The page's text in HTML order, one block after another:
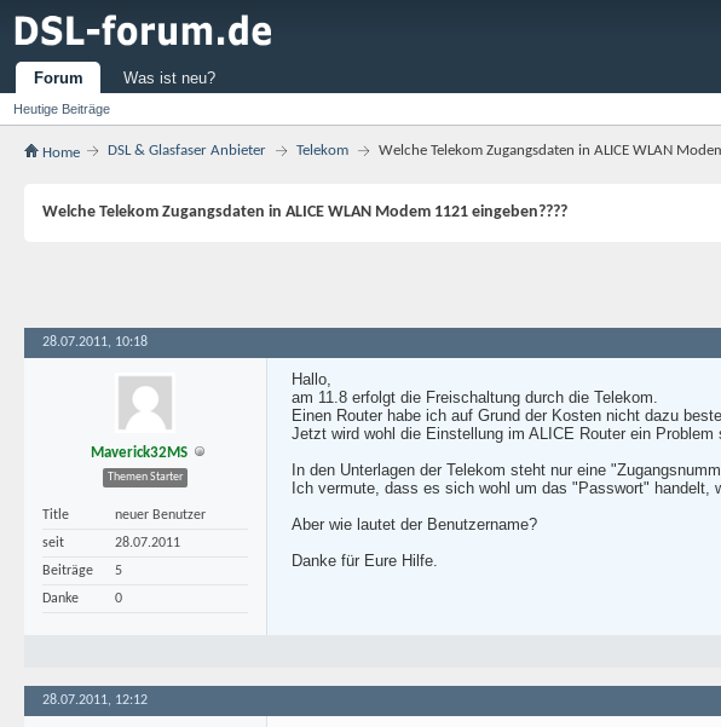
Forum
Heutige Beiträge
Was ist neu?
Home DSL & Glasfaser Anbieter Telekom Welche Telekom Zugangsdaten in ALICE WLAN
Welche Telekom Zugangsdaten in ALICE WLAN Modem 1121 eingeben????
28.07.2011, 10:18
Maverick32MS
Themen Starter
Title
neuer Benutzer
seit
28.07.2011
Beiträge
5
Danke
0
Hallo,
am 11.8 erfolgt die Freischaltung durch die Telekom.
Einen Router habe ich auf Grund der Kosten nicht dazu
Jetzt wird wohl die Einstellung im ALICE Router ein Problem
In den Unterlagen der Telekom steht nur eine
Ich vermute, dass es sich wohl um das "Passwort"
Aber wie lautet der Benutzername?
Danke für Eure Hilfe.
28.07.2011, 12:12